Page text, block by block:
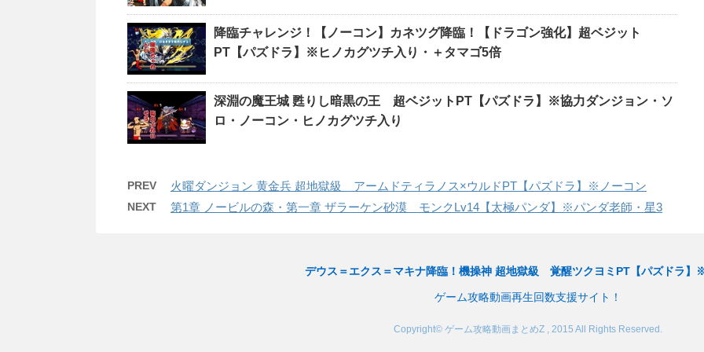
降臨チャレンジ！【ノーコン】カネツグ降臨！【ドラゴン強化】超ベジット
PT【パズドラ】※ヒノカグツチ入り・＋タマゴ5倍
深淵の魔王城 甦りし暗黒の王 超ベジットPT【パズドラ】※協力ダンジョン・ソ
ロ・ノーコン・ヒノカグツチ入り
PREV 火曜ダンジョン 黄金兵 超地獄級 アームドティラノス×ウルドPT【パズドラ】※ノーコン
NEXT 第1章 ノービルの森・第一章 ザラーケン砂漠 モンクLv14【太極パンダ】※パンダ老師・星3
デウス＝エクス＝マキナ降臨！機操神 超地獄級 覚醒ツクヨミPT【パズドラ】
ゲーム攻略動画再生回数支援サイト！
Copyright© ゲーム攻略動画まとめZ , 2015 All Rights Reserved.